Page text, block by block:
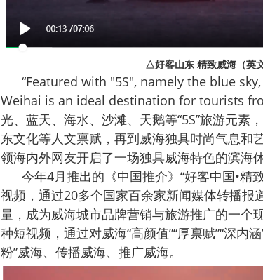
△好客山东 精致威海（英
“Featured with "5S", namely the blue
Weihai is an ideal destination for tourists
光、蓝天、海水、沙滩、天鹅等“5S”旅游元素
东文化等人文禀赋，再到威海独具时尚气息和
领海内外网友开启了一场独具威海特色的滨海
今年4月推出的《中国推介》“好客中国•精
视频，通过20多个国家百余家新闻媒体转播报
量，成为威海城市品牌营销与旅游推广的一个
种短视频，通过对威海“高颜值”“厚禀赋”“深内
粉”威海、传播威海、推广威海。